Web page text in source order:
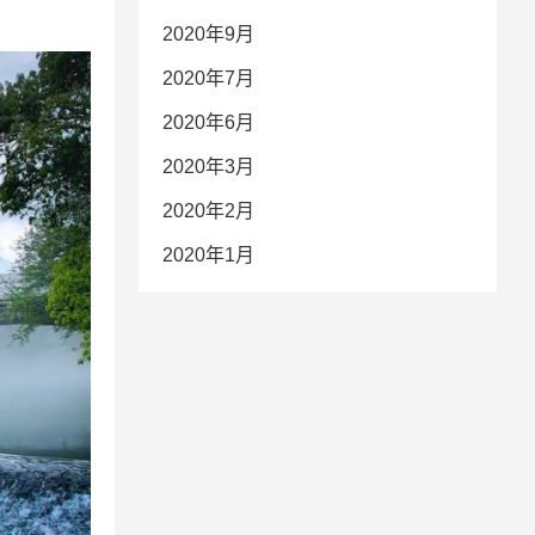
2020年9月
2020年7月
2020年6月
2020年3月
2020年2月
2020年1月